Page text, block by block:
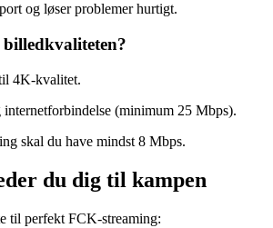
og løser problemer hurtigt.
4K-kvalitet.
(minimum 25 Mbps).
skal du have mindst 8 Mbps.
du dig til kampen
til perfekt FCK-streaming: